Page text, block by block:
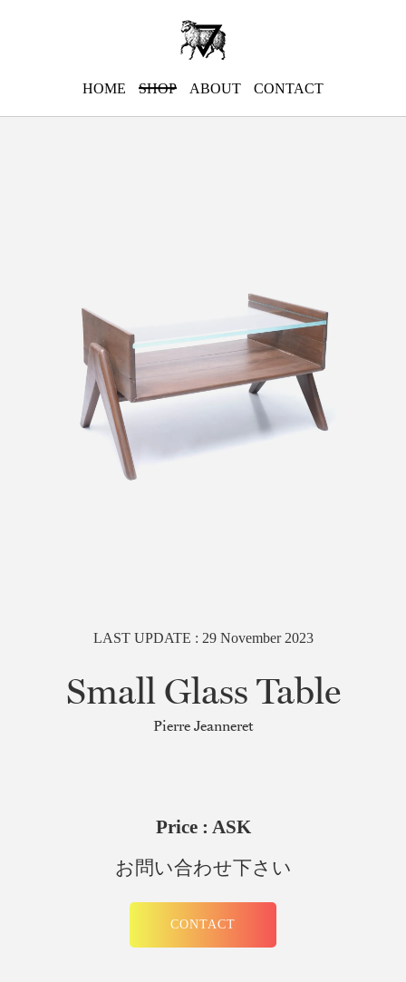
HOME SHOP ABOUT CONTACT
LAST UPDATE : 29 November 2023
Small Glass Table
Pierre Jeanneret
Price : ASK
お問い合わせ下さい
CONTACT